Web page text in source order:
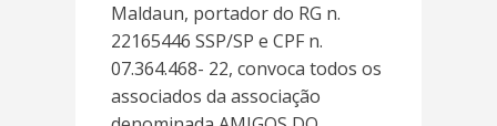
Maldaun, portador do RG n.
22165446 SSP/SP e CPF n.
07.364.468- 22, convoca todos os
associados da associação